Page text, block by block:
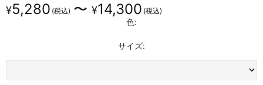
¥5,280 〜 ¥14,300
色:
サイズ: